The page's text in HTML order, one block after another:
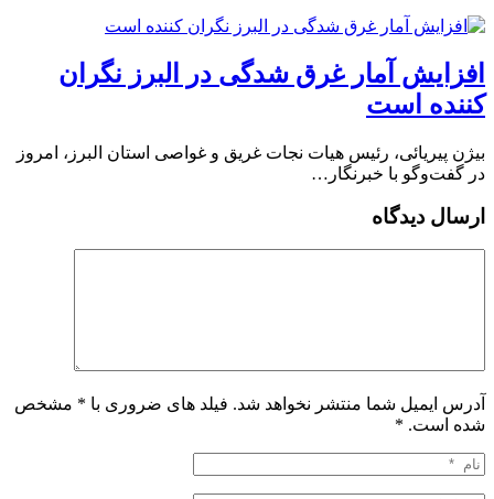
افزایش آمار غرق شدگی در البرز نگران
کننده است
بیژن پیریائی، رئیس هیات نجات غریق و غواصی استان البرز، امروز
در گفت‌وگو با خبرنگار…
ارسال دیدگاه
آدرس ایمیل شما منتشر نخواهد شد. فیلد های ضروری با * مشخص
شده است. *